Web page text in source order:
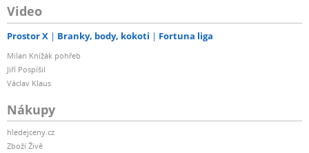
Video
Prostor X Branky, body, kokoti Fortuna liga
Milan Knížák pohřeb
Jiří Pospíšil
Václav Klaus
Nákupy
hledejceny.cz
Zboží Živě